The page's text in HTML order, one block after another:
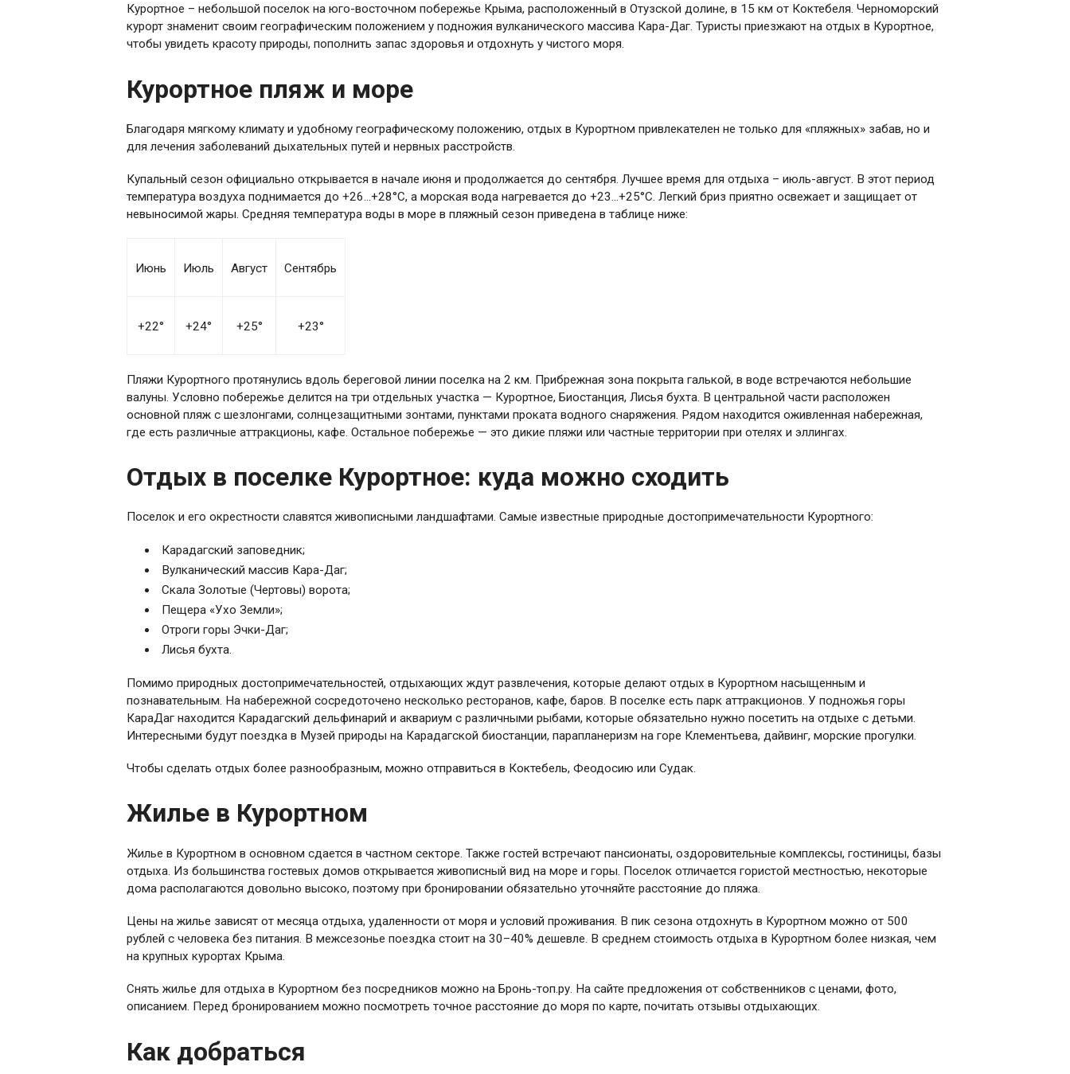
Курортное – небольшой поселок на юго-восточном побережье Крыма, расположенный в Отузской долине, в 15 км от Коктебеля. Черноморский
курорт знаменит своим географическим положением у подножия вулканического массива Кара-Даг. Туристы приезжают на отдых в Курортное,
чтобы увидеть красоту природы, пополнить запас здоровья и отдохнуть у чистого моря.
Курортное пляж и море
Благодаря мягкому климату и удобному географическому положению, отдых в Курортном привлекателен не только для «пляжных» забав, но и
для лечения заболеваний дыхательных путей и нервных расстройств.
Купальный сезон официально открывается в начале июня и продолжается до сентября. Лучшее время для отдыха – июль-август. В этот период
температура воздуха поднимается до +26…+28°С, а морская вода нагревается до +23…+25°С. Легкий бриз приятно освежает и защищает от
невыносимой жары. Средняя температура воды в море в пляжный сезон приведена в таблице ниже:
Июнь Июль Август Сентябрь
+22° +24° +25° +23°
Пляжи Курортного протянулись вдоль береговой линии поселка на 2 км. Прибрежная зона покрыта галькой, в воде встречаются небольшие
валуны. Условно побережье делится на три отдельных участка — Курортное, Биостанция, Лисья бухта. В центральной части расположен
основной пляж с шезлонгами, солнцезащитными зонтами, пунктами проката водного снаряжения. Рядом находится оживленная набережная,
где есть различные аттракционы, кафе. Остальное побережье — это дикие пляжи или частные территории при отелях и эллингах.
Отдых в поселке Курортное: куда можно сходить
Поселок и его окрестности славятся живописными ландшафтами. Самые известные природные достопримечательности Курортного:
Карадагский заповедник;
Вулканический массив Кара-Даг;
Скала Золотые (Чертовы) ворота;
Пещера «Ухо Земли»;
Отроги горы Эчки-Даг;
Лисья бухта.
Помимо природных достопримечательностей, отдыхающих ждут развлечения, которые делают отдых в Курортном насыщенным и
познавательным. На набережной сосредоточено несколько ресторанов, кафе, баров. В поселке есть парк аттракционов. У подножья горы
КараДаг находится Карадагский дельфинарий и аквариум с различными рыбами, которые обязательно нужно посетить на отдыхе с детьми.
Интересными будут поездка в Музей природы на Карадагской биостанции, парапланеризм на горе Клементьева, дайвинг, морские прогулки.
Чтобы сделать отдых более разнообразным, можно отправиться в Коктебель, Феодосию или Судак.
Жилье в Курортном
Жилье в Курортном в основном сдается в частном секторе. Также гостей встречают пансионаты, оздоровительные комплексы, гостиницы, базы
отдыха. Из большинства гостевых домов открывается живописный вид на море и горы. Поселок отличается гористой местностью, некоторые
дома располагаются довольно высоко, поэтому при бронировании обязательно уточняйте расстояние до пляжа.
Цены на жилье зависят от месяца отдыха, удаленности от моря и условий проживания. В пик сезона отдохнуть в Курортном можно от 500
рублей с человека без питания. В межсезонье поездка стоит на 30–40% дешевле. В среднем стоимость отдыха в Курортном более низкая, чем
на крупных курортах Крыма.
Снять жилье для отдыха в Курортном без посредников можно на Бронь-топ.ру. На сайте предложения от собственников с ценами, фото,
описанием. Перед бронированием можно посмотреть точное расстояние до моря по карте, почитать отзывы отдыхающих.
Как добраться